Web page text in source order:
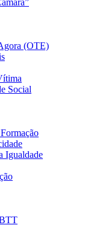
(OTE)
Social
Igualdade